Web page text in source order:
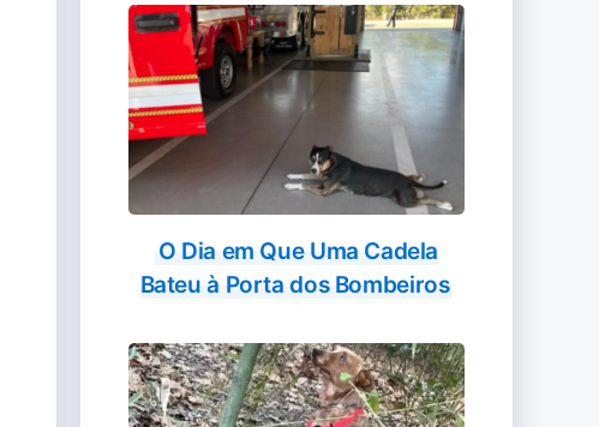
O Dia em Que Uma Cadela
Bateu à Porta dos Bombeiros